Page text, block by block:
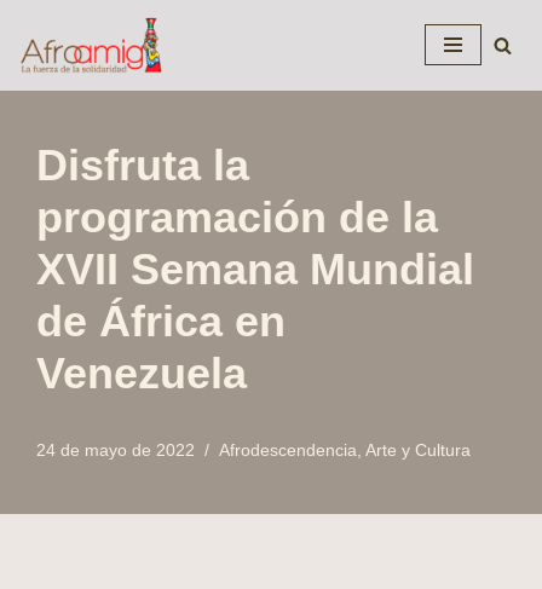
Saltar
al
Disfruta la
programación de la
XVII Semana Mundial
de África en
Venezuela
24 de mayo de 2022 Afrodescendencia Arte y Cultura